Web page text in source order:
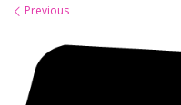
Images navigation
Previous